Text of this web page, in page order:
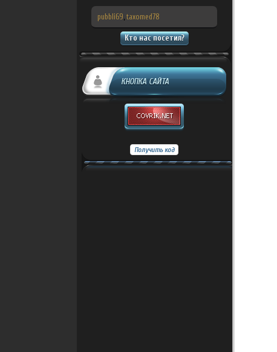
pubbli69, taxomed78
Кто нас посетил?
КНОПКА САЙТА